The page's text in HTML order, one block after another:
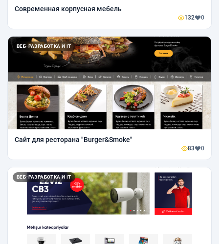
Современная корпусная мебель
132 0
ВЕБ-РАЗРАБОТКА И IT
Сайт для ресторана "Burger&Smoke"
83 0
ВЕБ-РАЗРАБОТКА И IT